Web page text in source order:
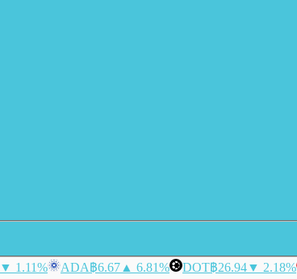
▼ 1.11% ADA฿6.67 ▲ 6.81% DOT฿26.94▼ 2.18%